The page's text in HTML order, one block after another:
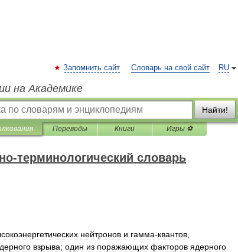
RU
Запомнить сайт Словарь на свой сайт
на Академике
Найти!
Переводы Книги Игры ⚽
терминологический словарь
нейтронов и гамма-квантов
взрыва; один из поражающих факторов ядерного